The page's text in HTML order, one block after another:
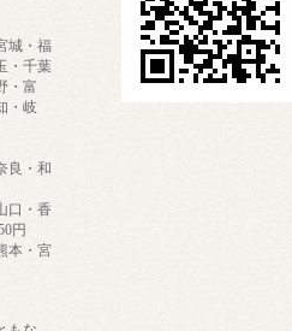
城・福
・千葉
・富
・岐
良・和
口・香
円
本・宮